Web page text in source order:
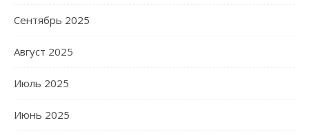
Сентябрь 2025
Август 2025
Июль 2025
Июнь 2025